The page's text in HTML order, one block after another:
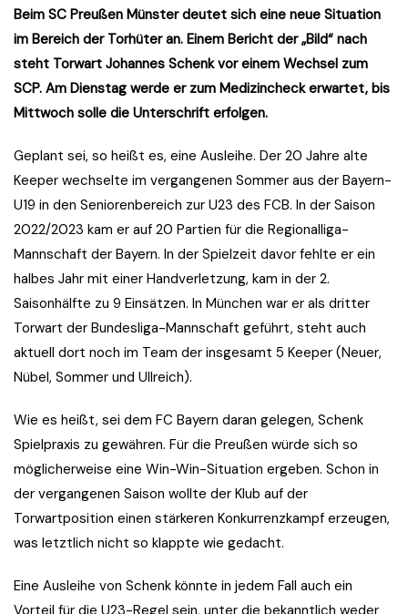
Beim SC Preußen Münster deutet sich eine neue Situation
im Bereich der Torhüter an. Einem Bericht der „Bild“ nach
steht Torwart Johannes Schenk vor einem Wechsel zum
SCP. Am Dienstag werde er zum Medizincheck erwartet, bis
Mittwoch solle die Unterschrift erfolgen.
Geplant sei, so heißt es, eine Ausleihe. Der 20 Jahre alte
Keeper wechselte im vergangenen Sommer aus der Bayern-
U19 in den Seniorenbereich zur U23 des FCB. In der Saison
2022/2023 kam er auf 20 Partien für die Regionalliga-
Mannschaft der Bayern. In der Spielzeit davor fehlte er ein
halbes Jahr mit einer Handverletzung, kam in der 2.
Saisonhälfte zu 9 Einsätzen. In München war er als dritter
Torwart der Bundesliga-Mannschaft geführt, steht auch
aktuell dort noch im Team der insgesamt 5 Keeper (Neuer,
Nübel, Sommer und Ullreich).
Wie es heißt, sei dem FC Bayern daran gelegen, Schenk
Spielpraxis zu gewähren. Für die Preußen würde sich so
möglicherweise eine Win-Win-Situation ergeben. Schon in
der vergangenen Saison wollte der Klub auf der
Torwartposition einen stärkeren Konkurrenzkampf erzeugen,
was letztlich nicht so klappte wie gedacht.
Eine Ausleihe von Schenk könnte in jedem Fall auch ein